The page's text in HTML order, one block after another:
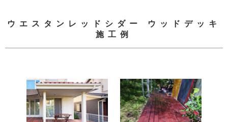
ウエスタンレッドシダー ウッドデッキ
施工例